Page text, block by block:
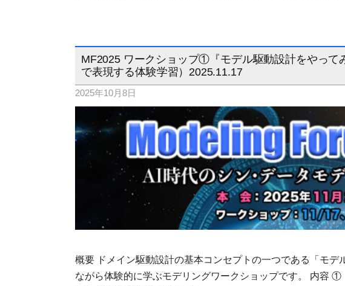
MF2025 ワークショップ①『モデル駆動設計をやって
で表現する体験学習）2025.11.17
2025年10月8日
概要 ドメイン駆動設計の基本コンセプトの一つである「モデ
ながら体験的に学ぶモデリングワークショップです。 内容